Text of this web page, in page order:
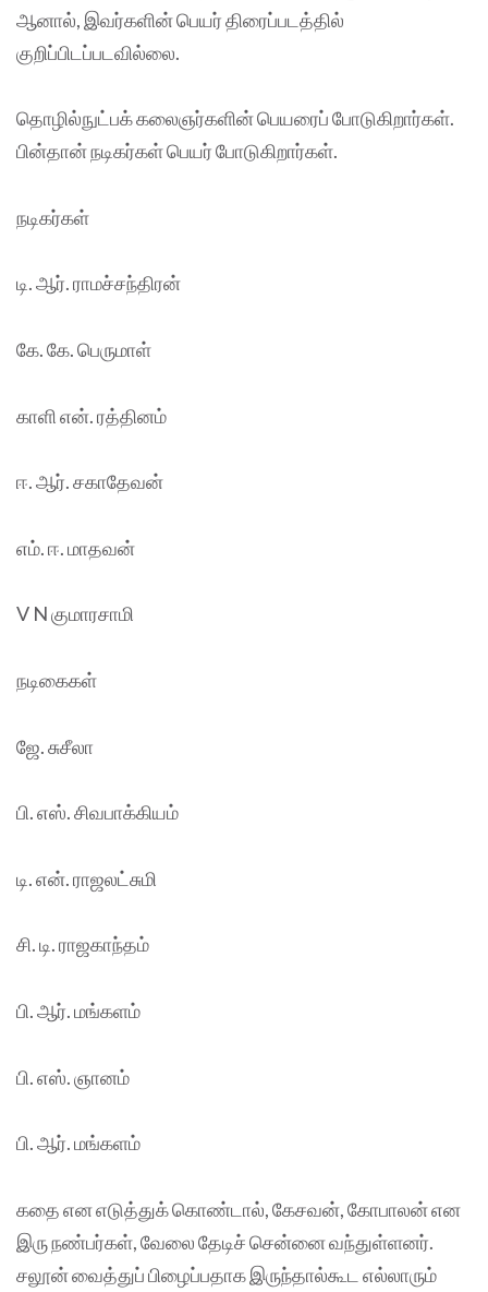
ஆனால், இவர்களின் பெயர் திரைப்படத்தில்
குறிப்பிடப்படவில்லை.
தொழில்நுட்பக் கலைஞர்களின் பெயரைப் போடுகிறார்கள்.
பின்தான் நடிகர்கள் பெயர் போடுகிறார்கள்.
நடிகர்கள்
டி. ஆர். ராமச்சந்திரன்
கே. கே. பெருமாள்
காளி என். ரத்தினம்
ஈ. ஆர். சகாதேவன்
எம். ஈ. மாதவன்
V N குமாரசாமி
நடிகைகள்
ஜே. சுசீலா
பி. எஸ். சிவபாக்கியம்
டி. என். ராஜலட்சுமி
சி. டி. ராஜகாந்தம்
பி. ஆர். மங்களம்
பி. எஸ். ஞானம்
பி. ஆர். மங்களம்
கதை என எடுத்துக் கொண்டால், கேசவன், கோபாலன் என
இரு நண்பர்கள், வேலை தேடிச் சென்னை வந்துள்ளனர்.
சலூன் வைத்துப் பிழைப்பதாக இருந்தால்கூட எல்லாரும்